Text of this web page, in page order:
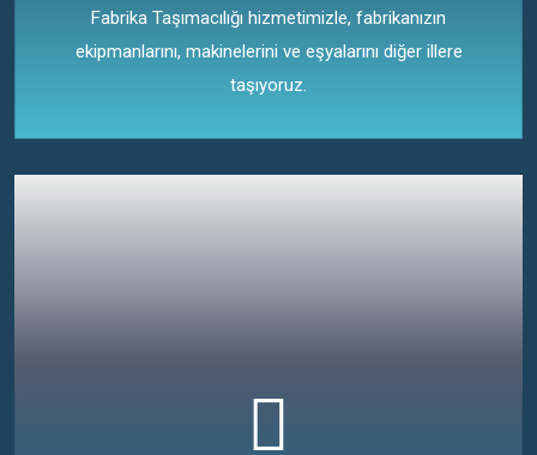
Fabrika Taşımacılığı hizmetimizle, fabrikanızın
ekipmanlarını, makinelerini ve eşyalarını diğer illere
taşıyoruz.